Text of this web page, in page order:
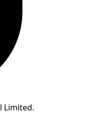
Limited.